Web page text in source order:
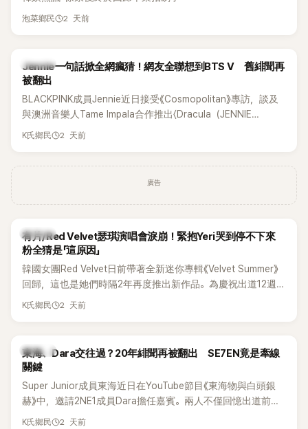
泡菜鄉民 2 天前
K-POP
Jennie一句話掀全網瘋猜！網友全聯想到BTS V 舊緋聞再
被翻出
BLACKPINK成員Jennie近日接受《Cosmopolitan》專訪，談及
與澳洲音樂人Tame Impala合作推出〈Dracula（JENNIE
Remix）〉的幕後故事，沒想到她一句關於「共同朋友」的回答，
K氏鄉民 2 天前
廣告
K-POP
有片/Red Velvet瑟琪演唱會淚崩！緊抱Yeri哭到停不下來
粉全猜是「這原因」
韓國女團Red Velvet日前帶著全新迷你專輯《Velvet Summer》
回歸，這也是她們時隔2年再度推出新作品。為慶祝出道12週
年，五位成員也一連舉辦三場粉絲演唱會，與粉絲共同回顧經
K氏鄉民 2 天前
K-POP
東海、Dara交往過？20年緋聞再被翻出 SE7EN竟是牽線
關鍵
Super Junior成員東海近日在YouTube節目《東海物與白頭銀
赫》中，邀請2NE1成員Dara擔任嘉賓。兩人不僅回憶出道前的
青澀往事，也首度聊起當年鬧得沸沸揚揚的緋聞，讓東海忍不
K氏鄉民 2 天前